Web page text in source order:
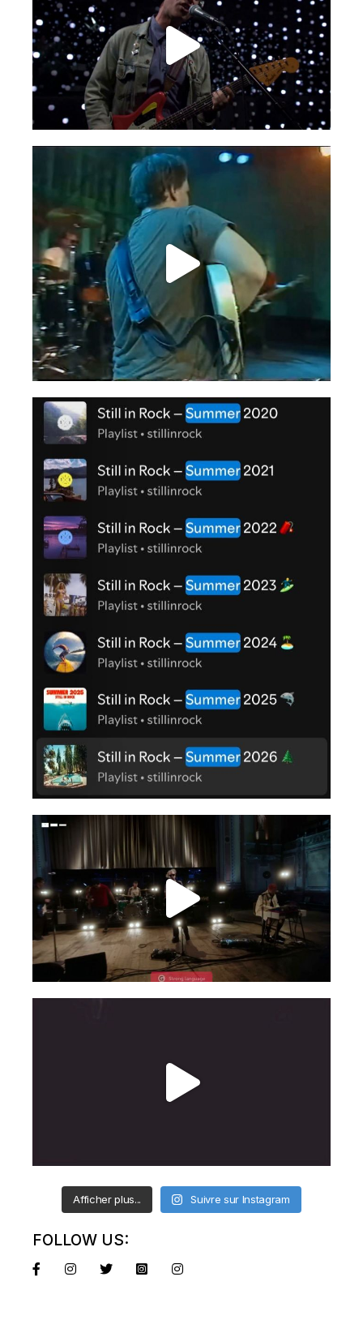
Afficher plus... Suivre sur Instagram
FOLLOW US: